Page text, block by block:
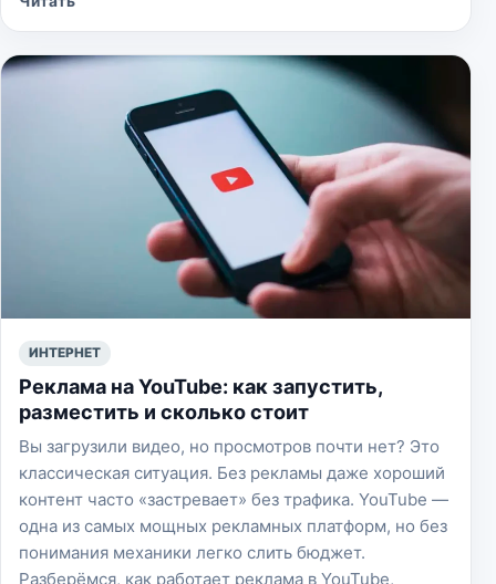
ИНТЕРНЕТ
Реклама на YouTube: как запустить,
разместить и сколько стоит
Вы загрузили видео, но просмотров почти нет? Это
классическая ситуация. Без рекламы даже хороший
контент часто «застревает» без трафика. YouTube —
одна из самых мощных рекламных платформ, но без
понимания механики легко слить бюджет.
Разберёмся, как работает реклама в YouTube,